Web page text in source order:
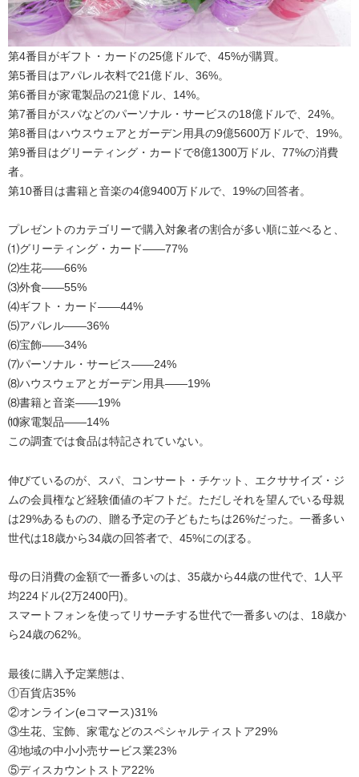
第4番目がギフト・カードの25億ドルで、45%が購買。
第5番目はアパレル衣料で21億ドル、36%。
第6番目が家電製品の21億ドル、14%。
第7番目がスパなどのパーソナル・サービスの18億ドルで、24%。
第8番目はハウスウェアとガーデン用具の9億5600万ドルで、19%。
第9番目はグリーティング・カードで8億1300万ドル、77%の消費
者。
第10番目は書籍と音楽の4億9400万ドルで、19%の回答者。
プレゼントのカテゴリーで購入対象者の割合が多い順に並べると、
⑴グリーティング・カード――77%
⑵生花――66%
⑶外食――55%
⑷ギフト・カード――44%
⑸アパレル――36%
⑹宝飾――34%
⑺パーソナル・サービス――24%
⑻ハウスウェアとガーデン用具――19%
⑻書籍と音楽――19%
⑽家電製品――14%
この調査では食品は特記されていない。
伸びているのが、スパ、コンサート・チケット、エクササイズ・ジ
ムの会員権など経験価値のギフトだ。ただしそれを望んでいる母親
は29%あるものの、贈る予定の子どもたちは26%だった。一番多い
世代は18歳から34歳の回答者で、45%にのぼる。
母の日消費の金額で一番多いのは、35歳から44歳の世代で、1人平
均224ドル(2万2400円)。
スマートフォンを使ってリサーチする世代で一番多いのは、18歳か
ら24歳の62%。
最後に購入予定業態は、
①百貨店35%
②オンライン(eコマース)31%
③生花、宝飾、家電などのスペシャルティストア29%
④地域の中小小売サービス業23%
⑤ディスカウントストア22%